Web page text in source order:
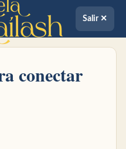
Salir ✕
conectar